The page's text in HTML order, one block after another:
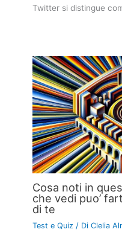
Twitter si distingue
Cosa noti in
che vedi puo’
di te
Test e Quiz / DiClelia